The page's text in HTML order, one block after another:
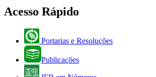
Acesso Rápido
Portarias e Resoluções
Publicações